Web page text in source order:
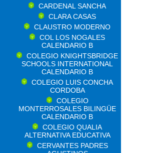
CARDENAL SANCHA
CLARA CASAS
CLAUSTRO MODERNO
COL LOS NOGALES
CALENDARIO B
COLEGIO KNIGHTSBRIDGE
SCHOOLS INTERNATIONAL
CALENDARIO B
COLEGIO LUIS CONCHA
CORDOBA
COLEGIO
MONTERROSALES BILINGÜE
CALENDARIO B
COLEGIO QUALIA
ALTERNATIVA EDUCATIVA
CERVANTES PADRES